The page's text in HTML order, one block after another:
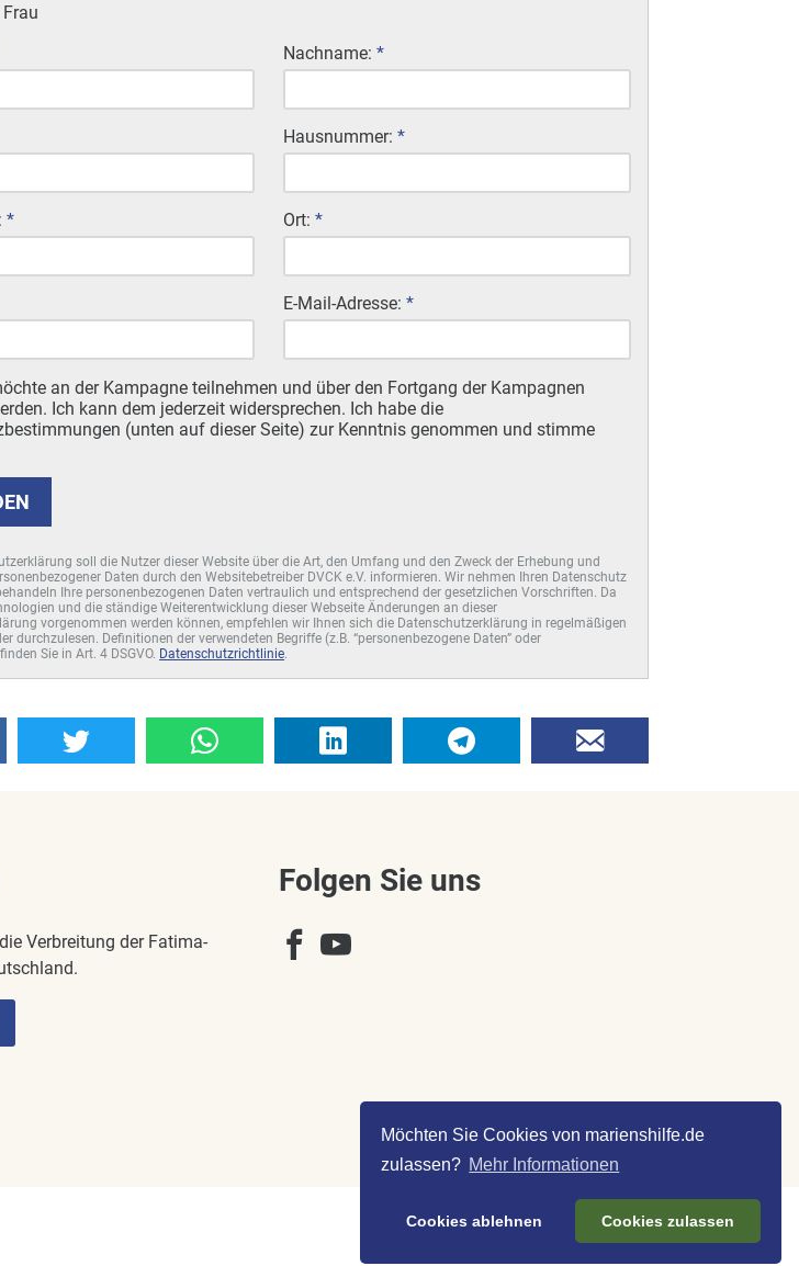
Möchten Sie Cookies von marienshilfe.de
zulassen? Mehr Informationen
Cookies ablehnen Cookies zulassen
Frau
Nachname:*
Hausnummer:*
* Ort:*
E-Mail-Adresse:*
an der Kampagne teilnehmen und über den Fortgang der Kampagnen
Ich kann dem jederzeit widersprechen. Ich habe die
(unten auf dieser Seite) zur Kenntnis genommen und stimme
soll die Nutzer dieser Website über die Art, den Umfang und den Zweck der Erhebung und
Daten durch den Websitebetreiber DVCK e.V. informieren. Wir nehmen Ihren Datenschutz
Ihre personenbezogenen Daten vertraulich und entsprechend der gesetzlichen Vorschriften. Da
und die ständige Weiterentwicklung dieser Webseite Änderungen an dieser
vorgenommen werden können, empfehlen wir Ihnen sich die Datenschutzerklärung in regelmäßigen
durchzulesen. Definitionen der verwendeten Begriffe (z.B. “personenbezogene Daten” oder
Sie in Art. 4 DSGVO. Datenschutzrichtlinie.
Verbreitung der Fatima-
Folgen Sie uns